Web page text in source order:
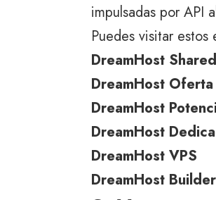
impulsadas por API
Puedes visitar estos
DreamHost Shared
DreamHost
DreamHost
DreamHost
DreamHost VPS
DreamHost Builder